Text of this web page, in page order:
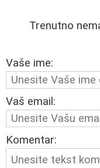
Trenutno
Vaše ime:
Vaš email:
Komentar: